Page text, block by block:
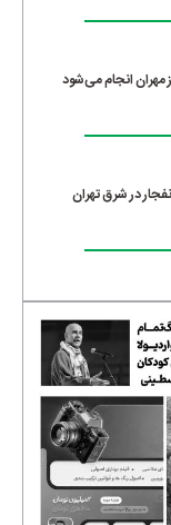
مهران انجام می‌شود
در شرق تهران